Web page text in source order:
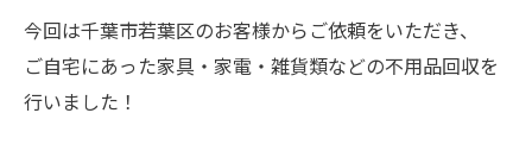
今回は千葉市若葉区のお客様からご依頼をいただき、
ご自宅にあった家具・家電・雑貨類などの不用品回収を
行いました！